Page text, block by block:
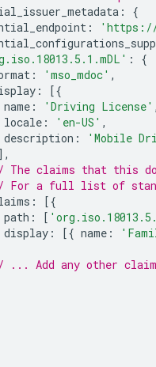
:
{
:
'https://
:
{
: 'mso_mdoc' ,
:
[{
name : 'Driving License' ,
locale : 'en-US' ,
description :
'Mobile
The claims that this
For a full list of
:
[{
path : [
display : [{ name :
... Add any other